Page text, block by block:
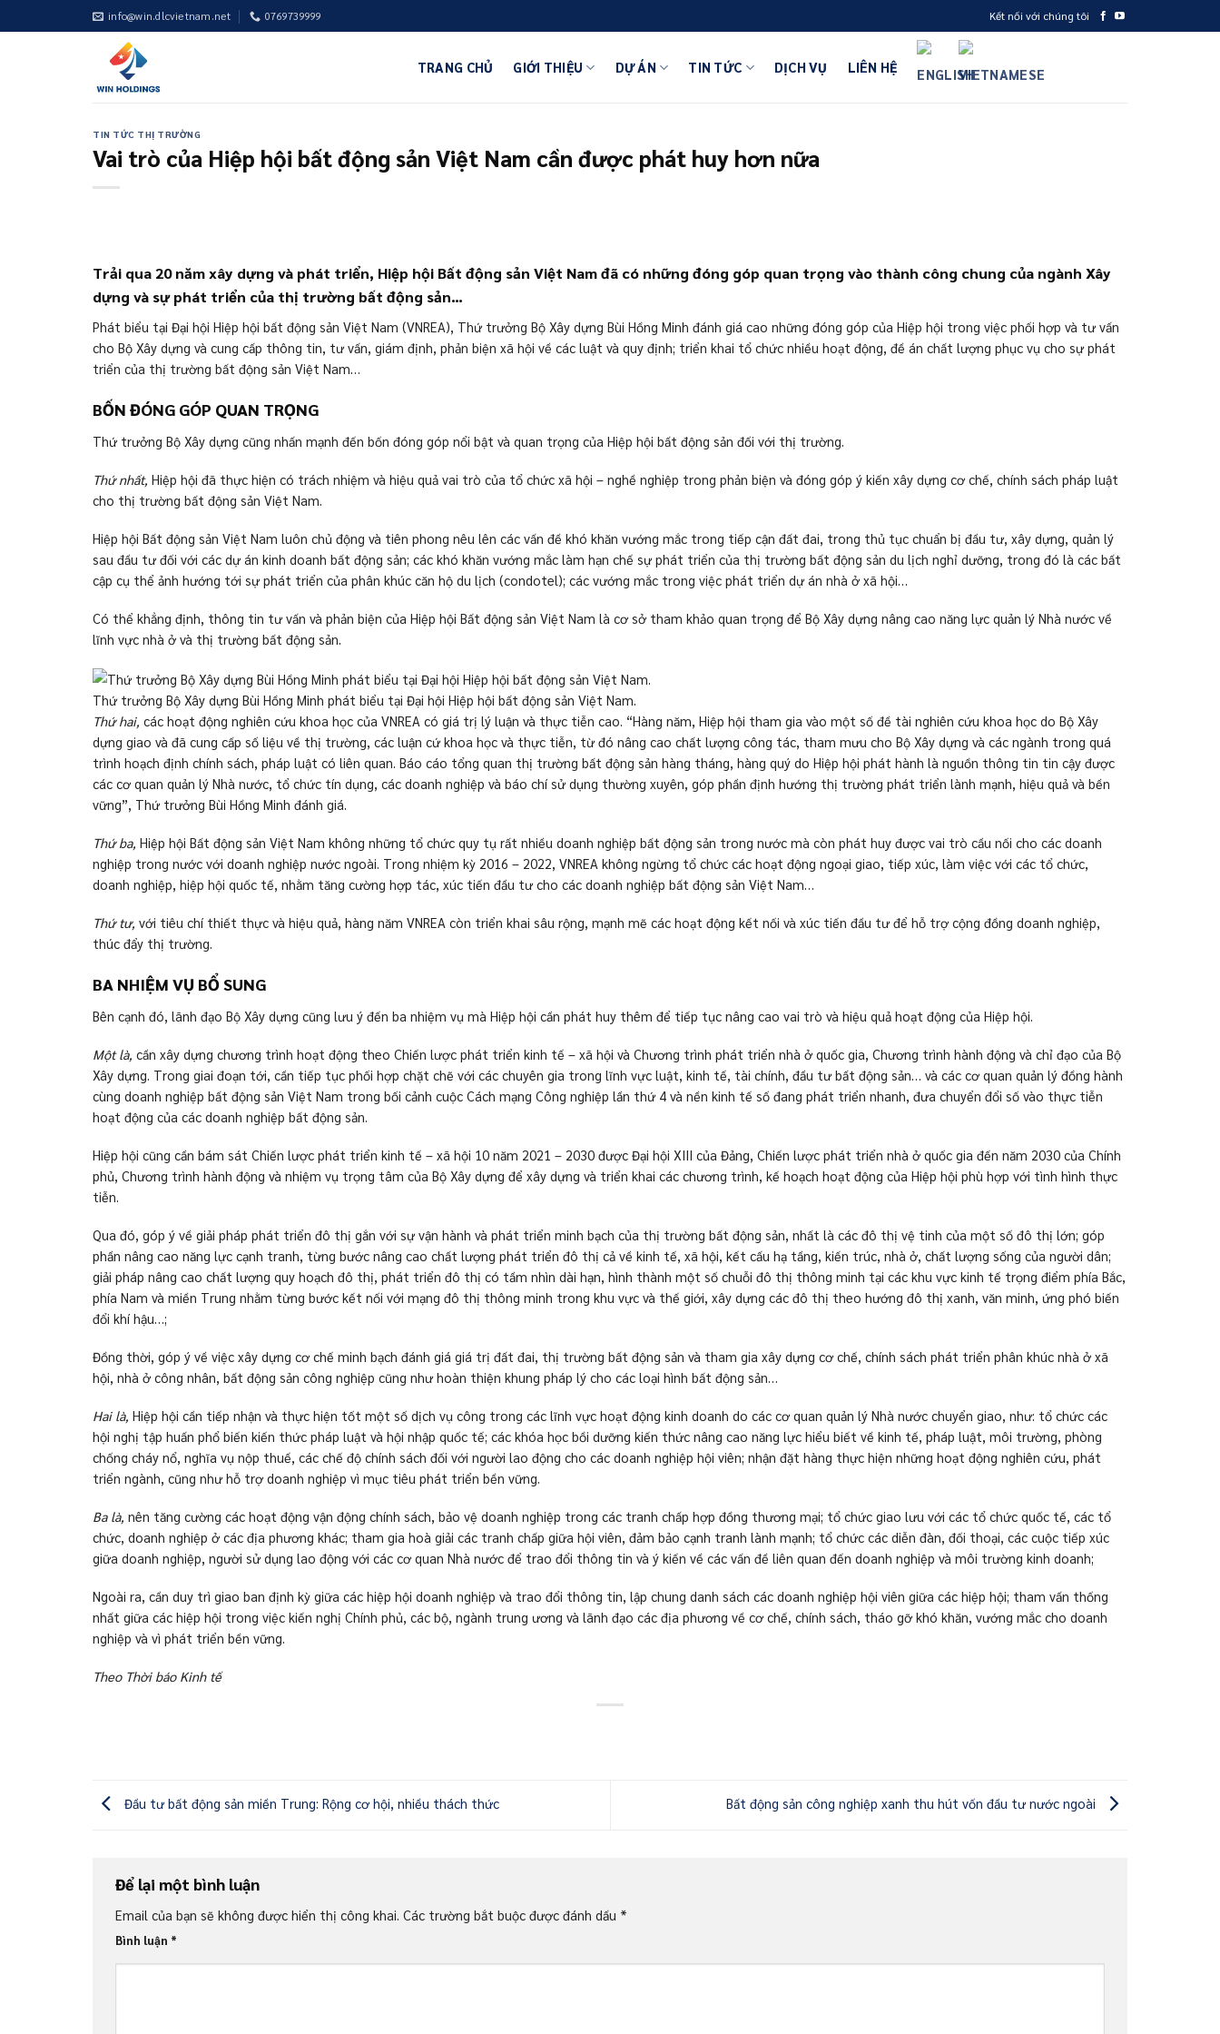
to
info@win.dlcvietnam.net 0769739999 Kết nối với chúng tôi
TRANG CHỦ GIỚI THIỆU DỰ ÁN TIN TỨC DỊCH VỤ LIÊN HỆ
TIN TỨC THỊ TRƯỜNG
Vai trò của Hiệp hội bất động sản Việt Nam cần được phát huy hơn nữa
Trải qua 20 năm xây dựng và phát triển, Hiệp hội Bất động sản Việt Nam đã có những đóng góp quan trọng vào thành công chung của ngành Xây
dựng và sự phát triển của thị trường bất động sản…
Phát biểu tại Đại hội Hiệp hội bất động sản Việt Nam (VNREA), Thứ trưởng Bộ Xây dựng Bùi Hồng Minh đánh giá cao những đóng góp của Hiệp hội trong việc phối hợp và tư vấn
cho Bộ Xây dựng và cung cấp thông tin, tư vấn, giám định, phản biện xã hội về các luật và quy định; triển khai tổ chức nhiều hoạt động, đề án chất lượng phục vụ cho sự phát
triển của thị trường bất động sản Việt Nam…
BỐN ĐÓNG GÓP QUAN TRỌNG
Thứ trưởng Bộ Xây dựng cũng nhấn mạnh đến bốn đóng góp nổi bật và quan trọng của Hiệp hội bất động sản đối với thị trường.
Thứ nhất, Hiệp hội đã thực hiện có trách nhiệm và hiệu quả vai trò của tổ chức xã hội – nghề nghiệp trong phản biện và đóng góp ý kiến xây dựng cơ chế, chính sách pháp luật
cho thị trường bất động sản Việt Nam.
Hiệp hội Bất động sản Việt Nam luôn chủ động và tiên phong nêu lên các vấn đề khó khăn vướng mắc trong tiếp cận đất đai, trong thủ tục chuẩn bị đầu tư, xây dựng, quản lý
sau đầu tư đối với các dự án kinh doanh bất động sản; các khó khăn vướng mắc làm hạn chế sự phát triển của thị trường bất động sản du lịch nghỉ dưỡng, trong đó là các bất
cập cụ thể ảnh hướng tới sự phát triển của phân khúc căn hộ du lịch (condotel); các vướng mắc trong việc phát triển dự án nhà ở xã hội…
Có thể khẳng định, thông tin tư vấn và phản biện của Hiệp hội Bất động sản Việt Nam là cơ sở tham khảo quan trọng để Bộ Xây dựng nâng cao năng lực quản lý Nhà nước về
lĩnh vực nhà ở và thị trường bất động sản.
Thứ trưởng Bộ Xây dựng Bùi Hồng Minh phát biểu tại Đại hội Hiệp hội bất động sản Việt Nam.
Thứ hai, các hoạt động nghiên cứu khoa học của VNREA có giá trị lý luận và thực tiễn cao. “Hàng năm, Hiệp hội tham gia vào một số đề tài nghiên cứu khoa học do Bộ Xây
dựng giao và đã cung cấp số liệu về thị trường, các luận cứ khoa học và thực tiễn, từ đó nâng cao chất lượng công tác, tham mưu cho Bộ Xây dựng và các ngành trong quá
trình hoạch định chính sách, pháp luật có liên quan. Báo cáo tổng quan thị trường bất động sản hàng tháng, hàng quý do Hiệp hội phát hành là nguồn thông tin tin cậy được
các cơ quan quản lý Nhà nước, tổ chức tín dụng, các doanh nghiệp và báo chí sử dụng thường xuyên, góp phần định hướng thị trường phát triển lành mạnh, hiệu quả và bền
vững”, Thứ trưởng Bùi Hồng Minh đánh giá.
Thứ ba, Hiệp hội Bất động sản Việt Nam không những tổ chức quy tụ rất nhiều doanh nghiệp bất động sản trong nước mà còn phát huy được vai trò cầu nối cho các doanh
nghiệp trong nước với doanh nghiệp nước ngoài. Trong nhiệm kỳ 2016 – 2022, VNREA không ngừng tổ chức các hoạt động ngoại giao, tiếp xúc, làm việc với các tổ chức,
doanh nghiệp, hiệp hội quốc tế, nhằm tăng cường hợp tác, xúc tiến đầu tư cho các doanh nghiệp bất động sản Việt Nam…
Thứ tư, với tiêu chí thiết thực và hiệu quả, hàng năm VNREA còn triển khai sâu rộng, mạnh mẽ các hoạt động kết nối và xúc tiến đầu tư để hỗ trợ cộng đồng doanh nghiệp,
thúc đẩy thị trường.
BA NHIỆM VỤ BỔ SUNG
Bên cạnh đó, lãnh đạo Bộ Xây dựng cũng lưu ý đến ba nhiệm vụ mà Hiệp hội cần phát huy thêm để tiếp tục nâng cao vai trò và hiệu quả hoạt động của Hiệp hội.
Một là, cần xây dựng chương trình hoạt động theo Chiến lược phát triển kinh tế – xã hội và Chương trình phát triển nhà ở quốc gia, Chương trình hành động và chỉ đạo của Bộ
Xây dựng. Trong giai đoạn tới, cần tiếp tục phối hợp chặt chẽ với các chuyên gia trong lĩnh vực luật, kinh tế, tài chính, đầu tư bất động sản… và các cơ quan quản lý đồng hành
cùng doanh nghiệp bất động sản Việt Nam trong bối cảnh cuộc Cách mạng Công nghiệp lần thứ 4 và nền kinh tế số đang phát triển nhanh, đưa chuyển đổi số vào thực tiễn
hoạt động của các doanh nghiệp bất động sản.
Hiệp hội cũng cần bám sát Chiến lược phát triển kinh tế – xã hội 10 năm 2021 – 2030 được Đại hội XIII của Đảng, Chiến lược phát triển nhà ở quốc gia đến năm 2030 của Chính
phủ, Chương trình hành động và nhiệm vụ trọng tâm của Bộ Xây dựng để xây dựng và triển khai các chương trình, kế hoạch hoạt động của Hiệp hội phù hợp với tình hình thực
tiễn.
Qua đó, góp ý về giải pháp phát triển đô thị gắn với sự vận hành và phát triển minh bạch của thị trường bất động sản, nhất là các đô thị vệ tinh của một số đô thị lớn; góp
phần nâng cao năng lực cạnh tranh, từng bước nâng cao chất lượng phát triển đô thị cả về kinh tế, xã hội, kết cấu hạ tầng, kiến trúc, nhà ở, chất lượng sống của người dân;
giải pháp nâng cao chất lượng quy hoạch đô thị, phát triển đô thị có tầm nhìn dài hạn, hình thành một số chuỗi đô thị thông minh tại các khu vực kinh tế trọng điểm phía Bắc,
phía Nam và miền Trung nhằm từng bước kết nối với mạng đô thị thông minh trong khu vực và thế giới, xây dựng các đô thị theo hướng đô thị xanh, văn minh, ứng phó biến
đổi khí hậu…;
Đồng thời, góp ý về việc xây dựng cơ chế minh bạch đánh giá giá trị đất đai, thị trường bất động sản và tham gia xây dựng cơ chế, chính sách phát triển phân khúc nhà ở xã
hội, nhà ở công nhân, bất động sản công nghiệp cũng như hoàn thiện khung pháp lý cho các loại hình bất động sản…
Hai là, Hiệp hội cần tiếp nhận và thực hiện tốt một số dịch vụ công trong các lĩnh vực hoạt động kinh doanh do các cơ quan quản lý Nhà nước chuyển giao, như: tổ chức các
hội nghị tập huấn phổ biến kiến thức pháp luật và hội nhập quốc tế; các khóa học bồi dưỡng kiến thức nâng cao năng lực hiểu biết về kinh tế, pháp luật, môi trường, phòng
chống cháy nổ, nghĩa vụ nộp thuế, các chế độ chính sách đối với người lao động cho các doanh nghiệp hội viên; nhận đặt hàng thực hiện những hoạt động nghiên cứu, phát
triển ngành, cũng như hỗ trợ doanh nghiệp vì mục tiêu phát triển bền vững.
Ba là, nên tăng cường các hoạt động vận động chính sách, bảo vệ doanh nghiệp trong các tranh chấp hợp đồng thương mại; tổ chức giao lưu với các tổ chức quốc tế, các tổ
chức, doanh nghiệp ở các địa phương khác; tham gia hoà giải các tranh chấp giữa hội viên, đảm bảo cạnh tranh lành mạnh; tổ chức các diễn đàn, đối thoại, các cuộc tiếp xúc
giữa doanh nghiệp, người sử dụng lao động với các cơ quan Nhà nước để trao đổi thông tin và ý kiến về các vấn đề liên quan đến doanh nghiệp và môi trường kinh doanh;
Ngoài ra, cần duy trì giao ban định kỳ giữa các hiệp hội doanh nghiệp và trao đổi thông tin, lập chung danh sách các doanh nghiệp hội viên giữa các hiệp hội; tham vấn thống
nhất giữa các hiệp hội trong việc kiến nghị Chính phủ, các bộ, ngành trung ương và lãnh đạo các địa phương về cơ chế, chính sách, tháo gỡ khó khăn, vướng mắc cho doanh
nghiệp và vì phát triển bền vững.
Theo Thời báo Kinh tế
Đầu tư bất động sản miền Trung: Rộng cơ hội, nhiều thách thức Bất động sản công nghiệp xanh thu hút vốn đầu tư nước ngoài
Để lại một bình luận
Email của bạn sẽ không được hiển thị công khai. Các trường bắt buộc được đánh dấu *
Bình luận *